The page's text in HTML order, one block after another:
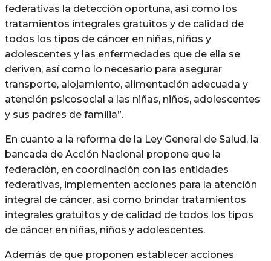
federativas la detección oportuna, así como los
tratamientos integrales gratuitos y de calidad de
todos los tipos de cáncer en niñas, niños y
adolescentes y las enfermedades que de ella se
deriven, así como lo necesario para asegurar
transporte, alojamiento, alimentación adecuada y
atención psicosocial a las niñas, niños, adolescentes
y sus padres de familia”.
En cuanto a la reforma de la Ley General de Salud, la
bancada de Acción Nacional propone que la
federación, en coordinación con las entidades
federativas, implementen acciones para la atención
integral de cáncer, así como brindar tratamientos
integrales gratuitos y de calidad de todos los tipos
de cáncer en niñas, niños y adolescentes.
Además de que proponen establecer acciones